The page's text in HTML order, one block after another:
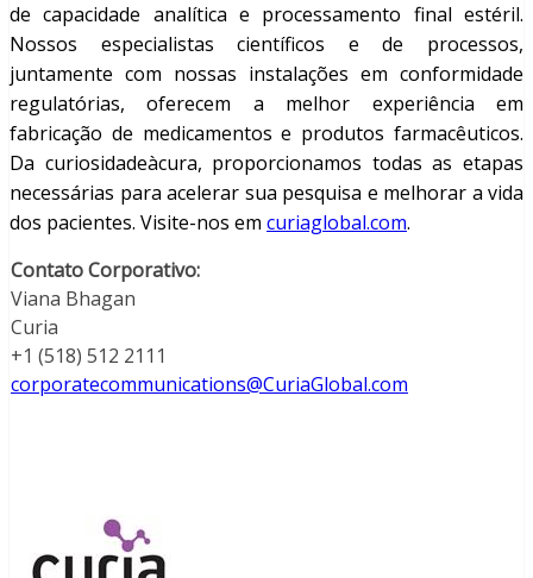
de capacidade analítica e processamento final estéril.
Nossos especialistas científicos e de processos,
juntamente com nossas instalações em conformidade
regulatórias, oferecem a melhor experiência em
fabricação de medicamentos e produtos farmacêuticos.
Da curiosidadeàcura, proporcionamos todas as etapas
necessárias para acelerar sua pesquisa e melhorar a vida
dos pacientes. Visite-nos em curiaglobal.com.
Contato Corporativo:
Viana Bhagan
Curia
+1 (518) 512 2111
corporatecommunications@CuriaGlobal.com